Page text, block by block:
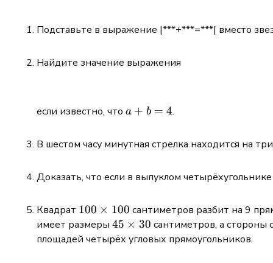
Подставьте в выражение |***+***=***| вместо
Найдите значение выражения
если известно, что a
=
a + b = 4.
В шестом часу минутная стрелка находится на
Доказать, что если в выпуклом
Квадрат 100\times100
100 × 100 сантиметров разбит на 9
имеет размеры 45\times30
45 × 30 сантиметров, а стороны
площадей четырёх угловых прямоугольников.